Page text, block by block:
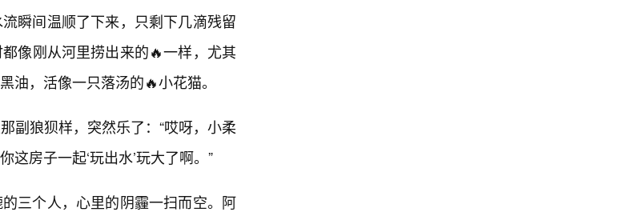
瞬间温顺了下来，只剩下几滴残留
像刚从河里捞出来的🔥一样，尤其
油，活像一只落汤的🔥小花猫。
副狼狈样，突然乐了：“哎呀，小柔
房子一起‘玩出水’玩大了啊。”
三个人，心里的阴霾一扫而空。阿